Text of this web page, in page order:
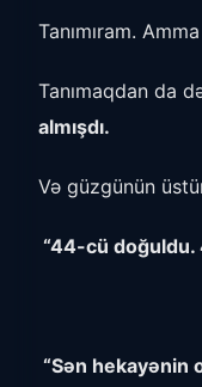
Tanımıram.
Tanımaqdan da
almışdı.
Və güzgünün
“44-cü doğuldu.
“Sən hekayənin